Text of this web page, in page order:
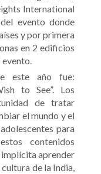
International
evento donde
y por primera
en 2 edificios
este año fue:
to See”. Los
de tratar
el mundo y el
para
contenidos
aprender
de la India,